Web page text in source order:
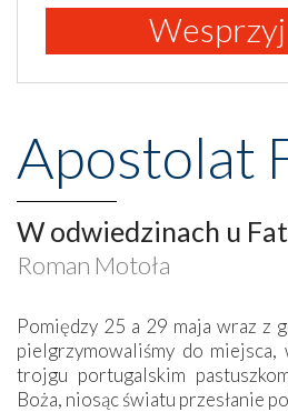
Wesprzyj
Apostolat
W odwiedzinach u
Roman Motoła
Pomiędzy 25 a 29 maja wraz z
pielgrzymowaliśmy do
trojgu portugalskim
Boża, niosąc światu przesłanie